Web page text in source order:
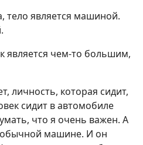
тело является машиной.
является чем-то большим,
личность, которая сидит,
сидит в автомобиле
что я очень важен. А
обычной машине. И он